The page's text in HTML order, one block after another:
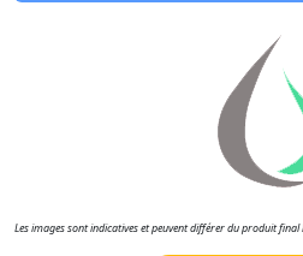
Les images sont indicatives et peuvent différer du produit final